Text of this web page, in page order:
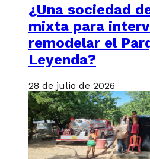
¿Una sociedad
mixta para
remodelar el
Leyenda?
28 de julio de 2026